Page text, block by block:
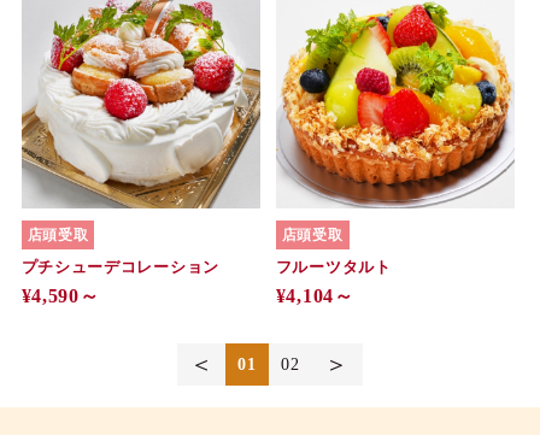
店頭受取
プチシューデコレーション
¥4,590～
店頭受取
フルーツタルト
¥4,104～
＜ 01 02 ＞